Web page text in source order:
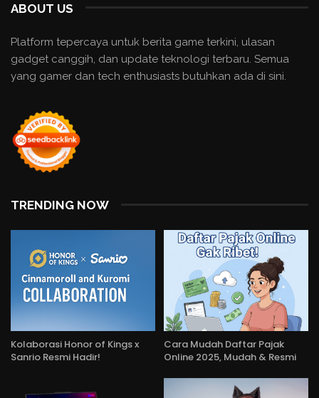
ABOUT US
Platform tepercaya untuk berita game terkini, ulasan
gadget canggih, dan update teknologi terbaru. Semua
yang gamer dan tech enthusiasts butuhkan ada di sini.
TRENDING NOW
Kolaborasi Honor of Kings x
Sanrio Resmi Hadir!
Cara Mudah Daftar Pajak
Online 2025, Mudah & Resmi